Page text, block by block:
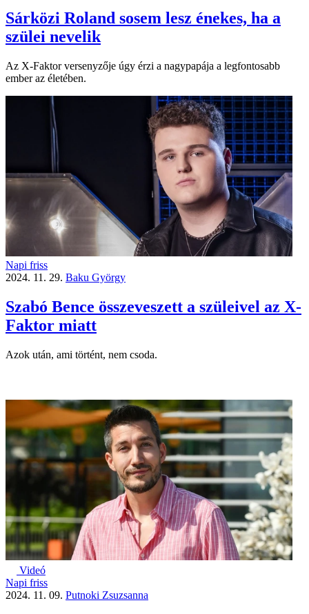
Sárközi Roland sosem lesz énekes, ha a
szülei nevelik
Az X-Faktor versenyzője úgy érzi a nagypapája a legfontosabb
ember az életében.
Napi friss
2024. 11. 29. Baku György
Szabó Bence összeveszett a szüleivel az X-
Faktor miatt
Azok után, ami történt, nem csoda.
Videó
Napi friss
2024. 11. 09. Putnoki Zsuzsanna